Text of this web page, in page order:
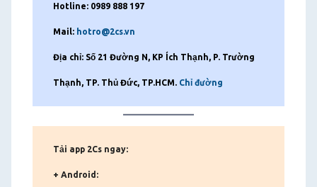
Hotline: 0989 888 197
Mail: hotro@2cs.vn
Địa chỉ: Số 21 Đường N, KP Ích Thạnh, P. Trường
Thạnh, TP. Thủ Đức, TP.HCM. Chỉ đường
Tải app 2Cs ngay:
+ Android: